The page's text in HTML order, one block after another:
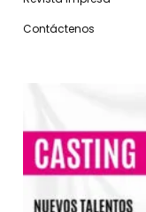
Contáctenos